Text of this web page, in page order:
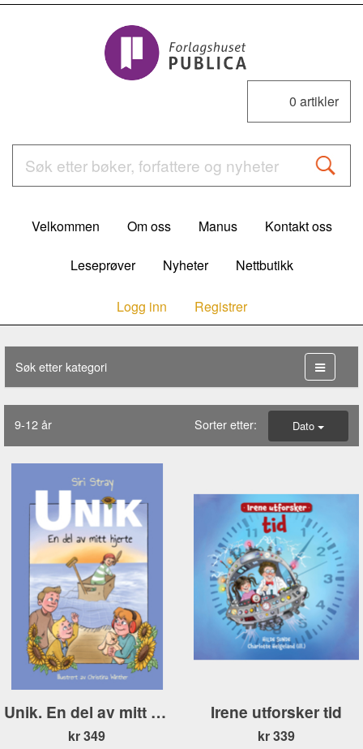
0 artikler
Velkommen Om oss Manus Kontakt oss
Leseprøver Nyheter Nettbutikk
Logg inn Registrer
Søk etter kategori
9-12 år Sorter etter: Dato
Unik. En del av mitt hjerte
kr 349
Irene utforsker tid
kr 339